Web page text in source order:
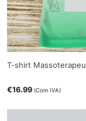
T-shirt
€16.99 (Com IVA)